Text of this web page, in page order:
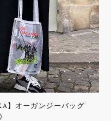
】オーガンジーバッグ